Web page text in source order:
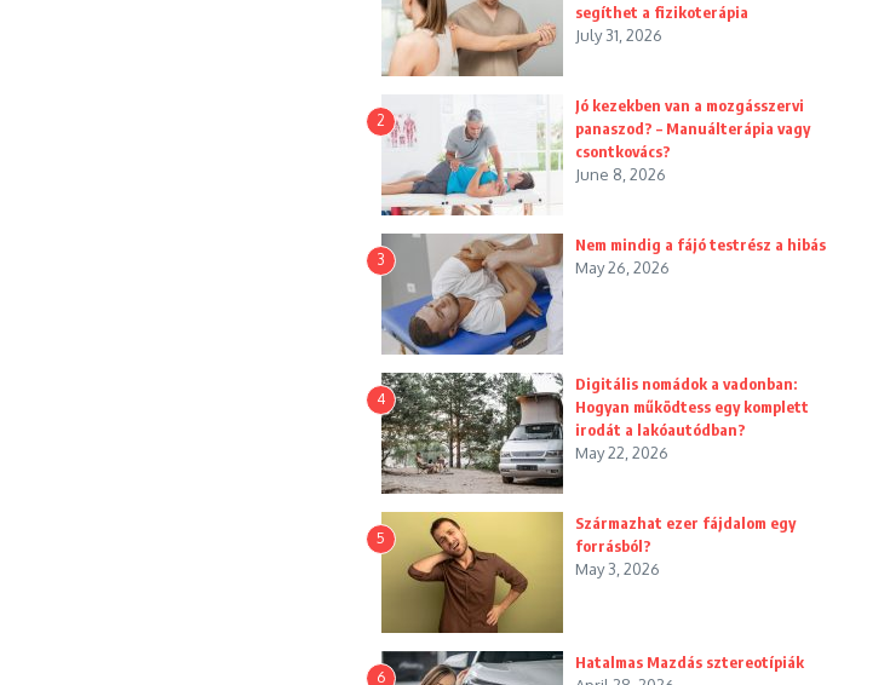
segíthet a fizikoterápia
July 31, 2026
2
Jó kezekben van a mozgásszervi
panaszod? – Manuálterápia vagy
csontkovács?
June 8, 2026
3
Nem mindig a fájó testrész a hibás
May 26, 2026
4
Digitális nomádok a vadonban:
Hogyan működtess egy komplett
irodát a lakóautódban?
May 22, 2026
5
Származhat ezer fájdalom egy
forrásból?
May 3, 2026
6
Hatalmas Mazdás sztereotípiák